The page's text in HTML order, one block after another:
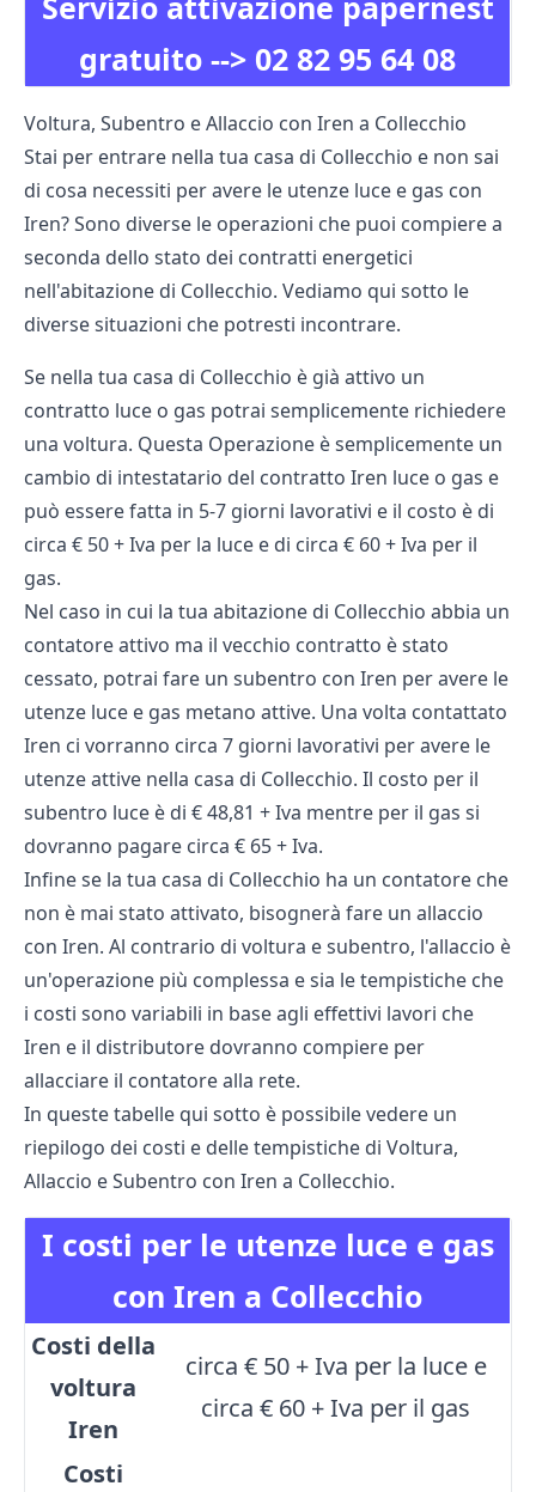
gratuito --> 02 82 95 64 08
Voltura, Subentro e Allaccio con Iren a Collecchio
Stai per entrare nella tua casa di Collecchio e non sai
di cosa necessiti per avere le utenze luce e gas con
Iren? Sono diverse le operazioni che puoi compiere a
seconda dello stato dei contratti energetici
nell'abitazione di Collecchio. Vediamo qui sotto le
diverse situazioni che potresti incontrare.
Se nella tua casa di Collecchio è già attivo un
contratto luce o gas potrai semplicemente richiedere
una voltura. Questa Operazione è semplicemente un
cambio di intestatario del contratto Iren luce o gas e
può essere fatta in 5-7 giorni lavorativi e il costo è di
circa € 50 + Iva per la luce e di circa € 60 + Iva per il
gas.
Nel caso in cui la tua abitazione di Collecchio abbia un
contatore attivo ma il vecchio contratto è stato
cessato, potrai fare un subentro con Iren per avere le
utenze luce e gas metano attive. Una volta contattato
Iren ci vorranno circa 7 giorni lavorativi per avere le
utenze attive nella casa di Collecchio. Il costo per il
subentro luce è di € 48,81 + Iva mentre per il gas si
dovranno pagare circa € 65 + Iva.
Infine se la tua casa di Collecchio ha un contatore che
non è mai stato attivato, bisognerà fare un allaccio
con Iren. Al contrario di voltura e subentro, l'allaccio è
un'operazione più complessa e sia le tempistiche che
i costi sono variabili in base agli effettivi lavori che
Iren e il distributore dovranno compiere per
allacciare il contatore alla rete.
In queste tabelle qui sotto è possibile vedere un
riepilogo dei costi e delle tempistiche di Voltura,
Allaccio e Subentro con Iren a Collecchio.
I costi per le utenze luce e gas
con Iren a Collecchio
Costi della
voltura
Iren
circa € 50 + Iva per la luce e
circa € 60 + Iva per il gas
Costi